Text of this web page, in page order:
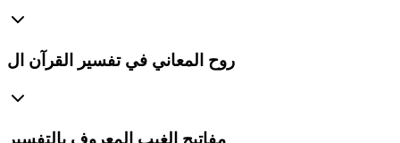
روح المعاني في تفسير القرآن ال
مفاتيح الغيب المعروف بالتفسير